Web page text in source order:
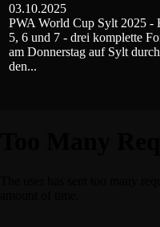
03.10.2025
PWA World Cup Sylt 2025 -
5, 6 und 7 - drei komplette
am Donnerstag auf Sylt
den...